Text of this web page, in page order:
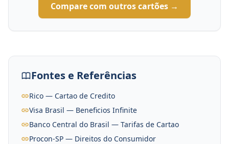
Compare com outros cartões →
Fontes e Referências
Rico — Cartao de Credito
Visa Brasil — Beneficios Infinite
Banco Central do Brasil — Tarifas de Cartao
Procon-SP — Direitos do Consumidor